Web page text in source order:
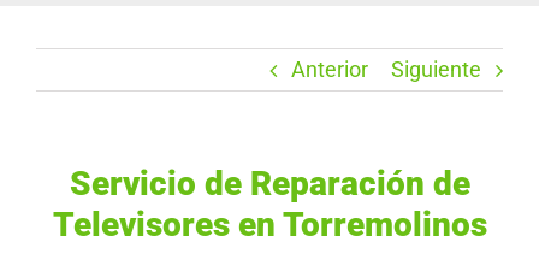
Anterior Siguiente
Servicio de Reparación de
Televisores en Torremolinos